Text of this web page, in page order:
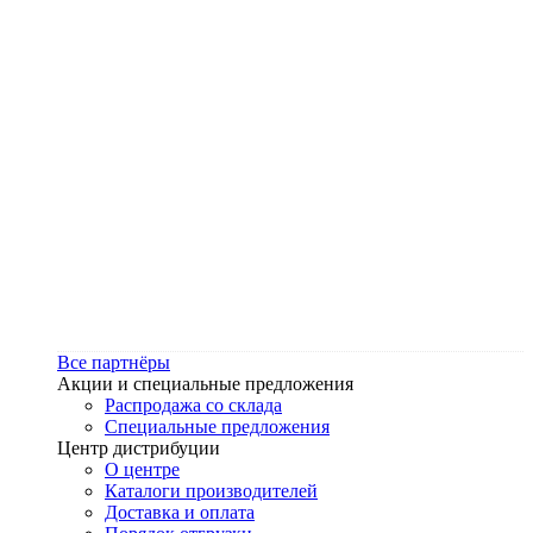
Все партнёры
Акции и специальные предложения
Распродажа со склада
Специальные предложения
Центр дистрибуции
О центре
Каталоги производителей
Доставка и оплата